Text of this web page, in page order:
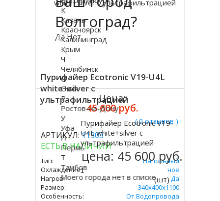
Пурифайер Ecotronic V19-U4L
white+silver с
ультрафильтрацией
( 0 отзывов )
АРТИКУЛ:11303
ЕСТЬ В НАЛИЧИИ
Тип:
Напольный
Охлаждение:
Компрессорное
Нагрев:
Да
Размер:
340x400х1100
Особенность:
От Водопровода
Цена:
45 600 руб.
Купить
Пурифайер Ecotronic V19-
U4L white+silver с
ультрафильтрацией
цена: 45 600 руб.
(шт)
Волгоград?
Да Нет
К
Казань
Красноярск
Калининград
Крым
Ч
Челябинск
О
Омск
Р
Ростов-на-Дону
У
Уфа
П
Пермь
Т
Тамбов
Моего города нет в списке